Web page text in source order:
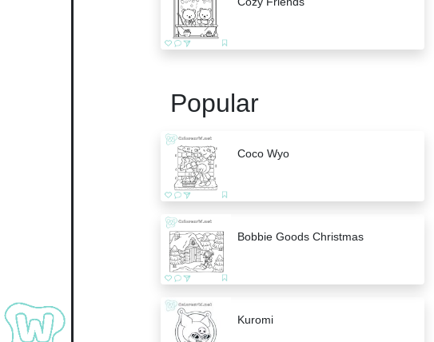
Popular
Coco Wyo
Bobbie Goods Christmas
Kuromi